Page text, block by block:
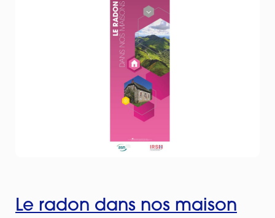
Le radon dans nos maison